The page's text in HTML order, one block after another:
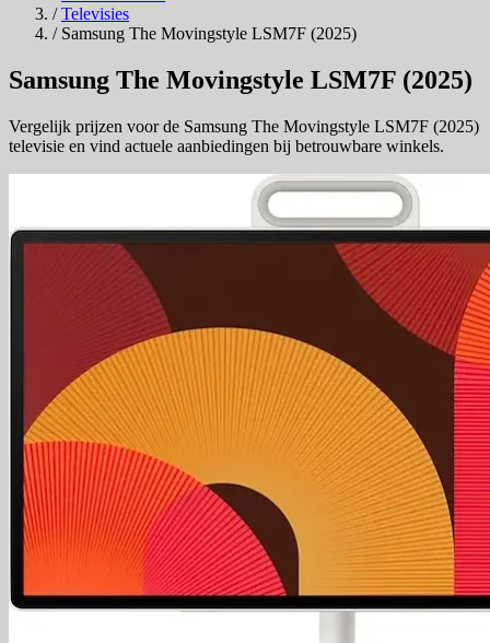
/ Televisies
/ Samsung The Movingstyle LSM7F (2025)
Samsung The Movingstyle LSM7F (2025)
Vergelijk prijzen voor de Samsung The Movingstyle LSM7F (2025)
televisie en vind actuele aanbiedingen bij betrouwbare winkels.